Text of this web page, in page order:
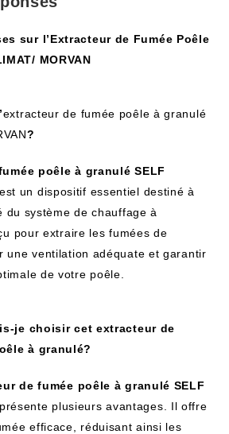
sur l’Extracteur de Fumée Poêle
MORVAN
extracteur de fumée poêle à granulé
?
poêle à granulé SELF
est un dispositif essentiel destiné à
du système de chauffage à
pour extraire les fumées de
une ventilation adéquate et garantir
de votre poêle.
je choisir cet extracteur de
à granulé?
de fumée poêle à granulé SELF
présente plusieurs avantages. Il offre
efficace, réduisant ainsi les